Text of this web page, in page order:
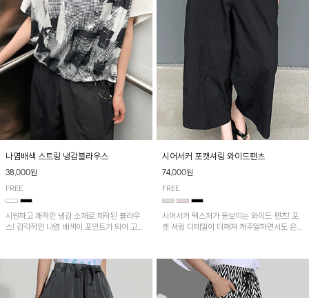
나염배색 스트링 냉감블라우스
38,000원
FREE
시원하고 쾌적한 냉감 소재로 제작된 블라우
스! 감각적인 나염 배색이 포인트가 되어 고급
착용 가능합니다~
시어서커 포켓셔링 와이드팬츠
74,000원
FREE
시어서커 텍스처가 돋보이는 와이드 팬츠! 포
켓 셔링 디테일이 더해져 캐주얼하면서도 은은
다. 가볍고 쾌적한 착용감으로 여름철 데일리
아이템으로 활용하기 좋아요~